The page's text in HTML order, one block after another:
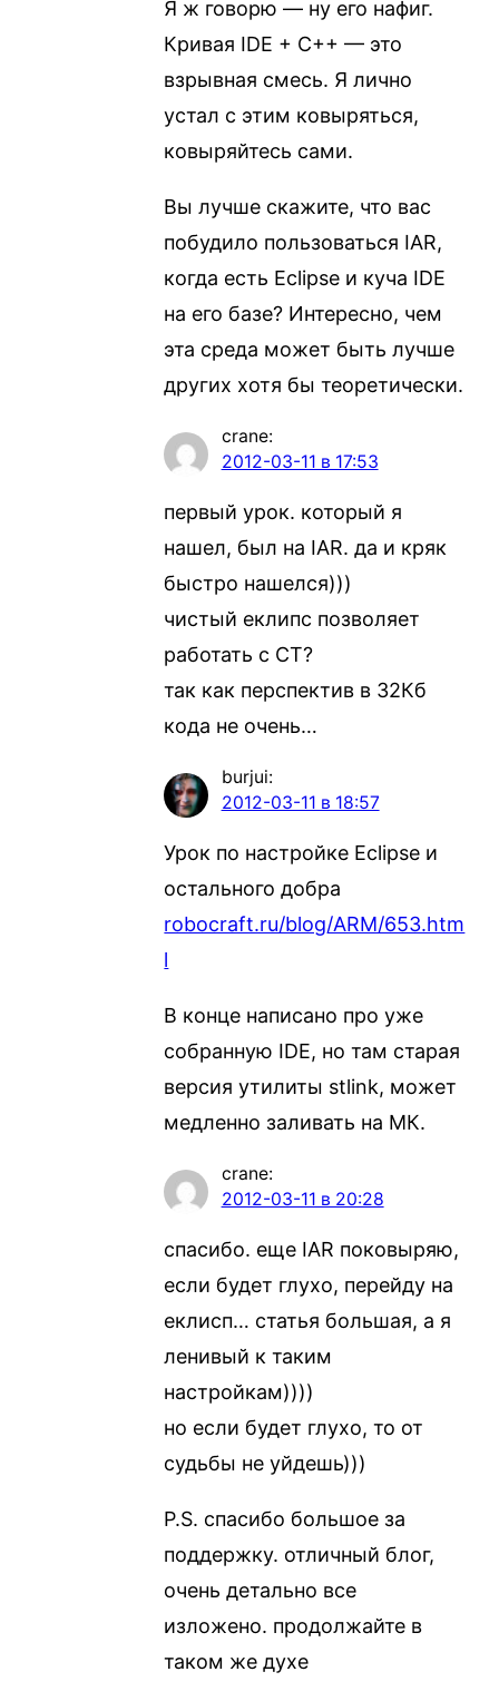
Я ж говорю — ну его нафиг.
Кривая IDE + C++ — это
взрывная смесь. Я лично
устал с этим ковыряться,
ковыряйтесь сами.
Вы лучше скажите, что вас
побудило пользоваться IAR,
когда есть Eclipse и куча IDE
на его базе? Интересно, чем
эта среда может быть лучше
других хотя бы теоретически.
crane:
2012-03-11 в 17:53
первый урок. который я
нашел, был на IAR. да и кряк
быстро нашелся)))
чистый еклипс позволяет
работать с СТ?
так как перспектив в 32Кб
кода не очень…
burjui:
2012-03-11 в 18:57
Урок по настройке Eclipse и
остального добра
robocraft.ru/blog/ARM/653.htm
l
В конце написано про уже
собранную IDE, но там старая
версия утилиты stlink, может
медленно заливать на МК.
crane:
2012-03-11 в 20:28
спасибо. еще IAR поковыряю,
если будет глухо, перейду на
еклисп… статья большая, а я
ленивый к таким
настройкам))))
но если будет глухо, то от
судьбы не уйдешь)))
P.S. спасибо большое за
поддержку. отличный блог,
очень детально все
изложено. продолжайте в
таком же духе